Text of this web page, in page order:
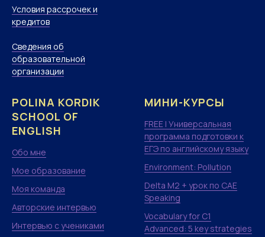
Условия рассрочек и
кредитов
Сведения об
образовательной
организации
POLINA KORDIK
SCHOOL OF
ENGLISH
Обо мне
Мое образование
Моя команда
Авторские интервью
Интервью с учениками
МИНИ-КУРСЫ
FREE | Универсальная
программа подготовки к
ЕГЭ по английскому языку
Environment: Pollution
Delta M2 + урок по CAE
Speaking
Vocabulary for C1
Advanced: 5 key strategies